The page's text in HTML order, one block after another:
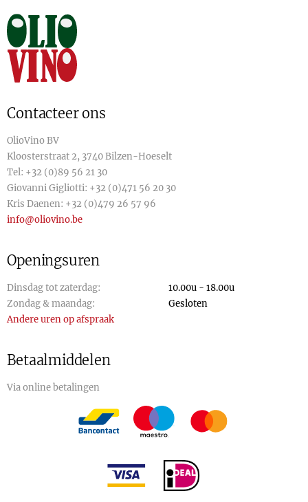
Contacteer ons
OlioVino BV
Kloosterstraat 2, 3740 Bilzen-Hoeselt
Tel: +32 (0)89 56 21 30
Giovanni Gigliotti: +32 (0)471 56 20 30
Kris Daenen: +32 (0)479 26 57 96
info@oliovino.be
Openingsuren
Dinsdag tot zaterdag:
10.00u - 18.00u
Zondag & maandag:
Gesloten
Andere uren op afspraak
Betaalmiddelen
Via online betalingen